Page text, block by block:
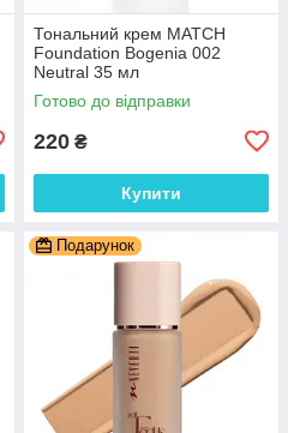
Тональний крем MATCH
Foundation Bogenia 002
Neutral 35 мл
Готово до відправки
220 ₴
Купити
Подарунок